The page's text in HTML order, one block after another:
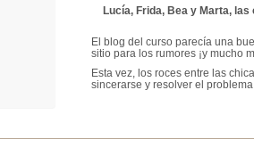
Lucía, Frida, Bea y Marta,
El blog del curso parecía una
sitio para los rumores ¡y mucho
Esta vez, los roces entre las
sincerarse y resolver el